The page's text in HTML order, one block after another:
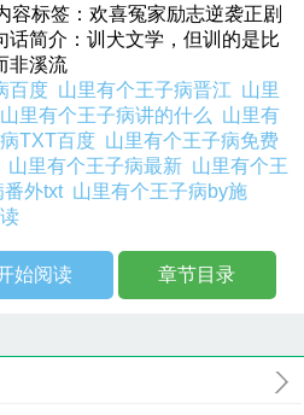
标签：欢喜冤家励志逆袭正剧
话简介：训犬文学，但训的是比
非溪流
百度 山里有个王子病晋江 山里
山里有个王子病讲的什么 山里有
TXT百度 山里有个王子病免费
山里有个王子病最新 山里有个王
番外txt 山里有个王子病by施
始阅读 章节目录